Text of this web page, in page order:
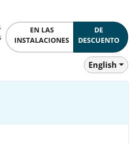
EN LAS
INSTALACIONES
DE
DESCUENTO
English